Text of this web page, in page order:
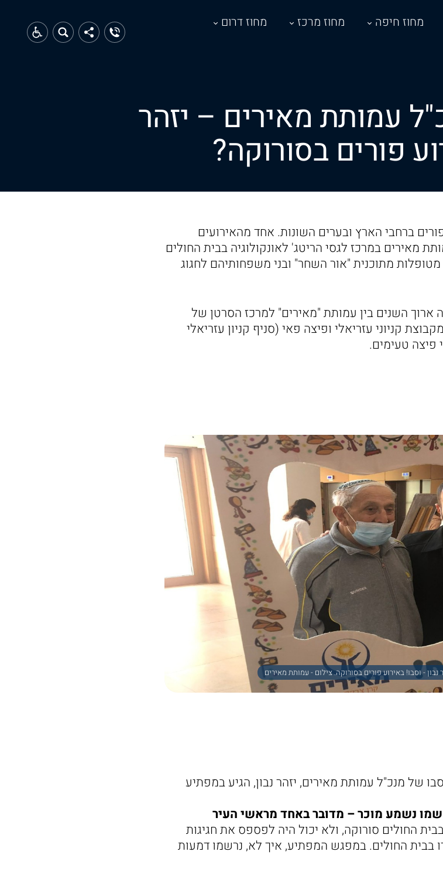
מחוז חיפה מחוז מרכז
מחוז דרום
עמותת מאירים – יזהר
פורים בסורוקה?
ברחבי הארץ ובערים השונות. אחד מהאירועים
מאירים במרכז לגסי הריטג' לאונקולוגיה בבית החולים
מתוכנית "אור השחר" ובני משפחותיהם לחגוג
ארוך השנים בין עמותת "מאירים" למרכז הסרטן של
קניוני עזריאלי ופיצה פאי (סניף קניון עזריאלי
פיצה טעימים.
- וסבו! באירוע פורים בסורוקה. צילום - עמותת מאירים
של מנכ"ל עמותת מאירים, יזהר נבון, הגיע במפתיע
נשמע מוכר – מדובר באחד מראשי העיר
החולים סורוקה, ולא יכול היה לפספס את חגיגות
בבית החולים. במפגש המפתיע, איך לא, נרשמו דמעות